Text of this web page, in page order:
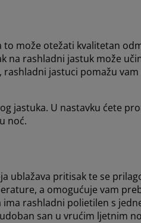
može otežati kvalitetan
na rashladni jastuk može
jastuci pomažu
jastuka. U nastavku ćete
noć.
ublažava pritisak te se
a omogućuje vam
rashladni polietilen s
san u vrućim ljetnim